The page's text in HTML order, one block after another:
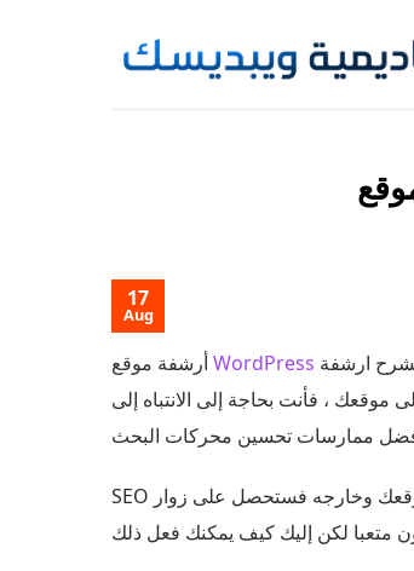
17
Aug
WordPress ارشفة
موقعك ، فأنت بحاجة إلى الانتباه إلى
SEO مهم جدا لكل مشروع لديه موقع على الإنترنت. لاتمام عمل أرشفة موقع جيدة على موقعك وخارجه فستحصل على زوار